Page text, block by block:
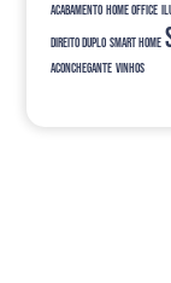
acabamento home office
direito duplo smart home
aconchegante vinhos